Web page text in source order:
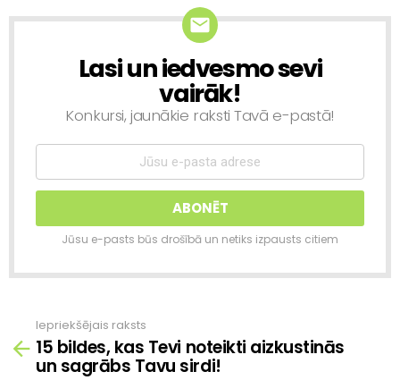
NEWSLETTER
Lasi un iedvesmo sevi
vairāk!
Konkursi, jaunākie raksti Tavā e-pastā!
Jūsu e-pasts būs drošībā un netiks izpausts citiem
Skatīt
vairāk
Iepriekšējais raksts
15 bildes, kas Tevi noteikti aizkustinās
un sagrābs Tavu sirdi!